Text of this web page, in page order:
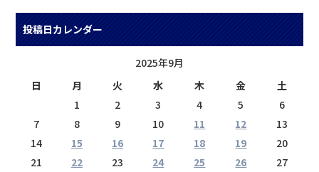
投稿日カレンダー
2025年9月
日
月 火 水 木 金
土
1
2 3 4 5
6
7
8 9 10 11 12
13
14
15 16 17 18 19
20
21
22 23 24 25 26 27